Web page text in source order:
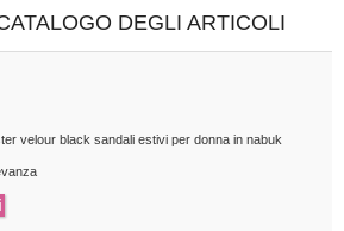
DEGLI ARTICOLI
velour black sandali estivi per donna in nabuk